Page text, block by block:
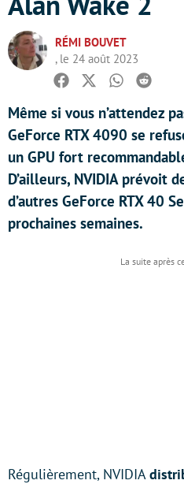
RÉMI BOUVET
, le 24 août 2023
Facebook
TwitterWhatsapp
Reddit
Même si vous n’attendez
GeForce RTX 4090 se
un GPU fort
D’ailleurs, NVIDIA prévoit
d’autres GeForce RTX 40
prochaines semaines.
Régulièrement, NVIDIA